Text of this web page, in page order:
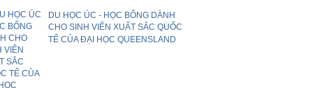
DU HỌC ÚC - HỌC BỔNG DÀNH
CHO SINH VIÊN XUẤT SẮC QUỐC
TẾ CỦA ĐẠI HỌC QUEENSLAND